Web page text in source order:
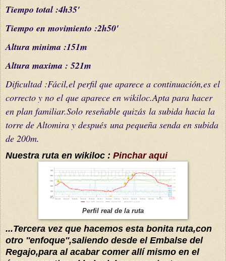
Tiempo total :4h35'
Tiempo en movimiento :2h50'
Altura minima :151m
Altura maxima : 521m
Dificultad :Fácil,el perfil que aparece a continuación,es el
correcto y no el que aparece en wikiloc.Apta para hacer
en plan familiar.Solo reseñable quizás la subida hacia la
torre de Altomira y después una pequeña senda en subida
de 200m.
Nuestra ruta en wikiloc : Pinchar aqui
Perfil real de la ruta
...Tercera vez que hacemos esta bonita ruta,con
otro ''enfoque'',saliendo desde el Embalse del
Regajo,para al acabar comer allímismo en el